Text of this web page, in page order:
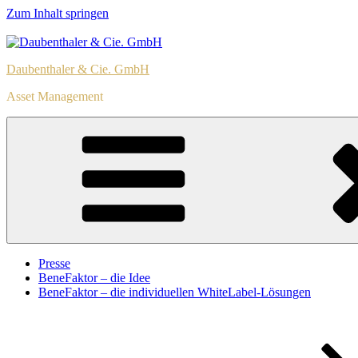
Zum Inhalt springen
Daubenthaler & Cie. GmbH
Asset Management
Presse
BeneFaktor – die Idee
BeneFaktor – die individuellen WhiteLabel-Lösungen